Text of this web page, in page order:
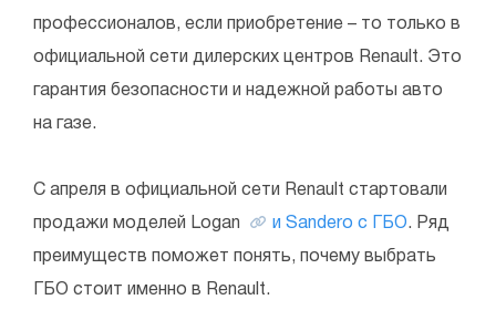
профессионалов, если приобретение – то только в
официальной сети дилерских центров Renault. Это
гарантия безопасности и надежной работы авто
на газе.
С апреля в официальной сети Renault стартовали
продажи моделей Logan и Sandero с ГБО. Ряд
преимуществ поможет понять, почему выбрать
ГБО стоит именно в Renault.